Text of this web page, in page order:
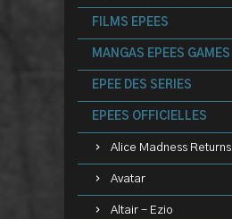
FILMS EPEES
MANGAS EPEES GAMES
EPEE DES SERIES
EPEES OFFICIELLES
Alice Madness Returns
Avatar
Altair - Ezio